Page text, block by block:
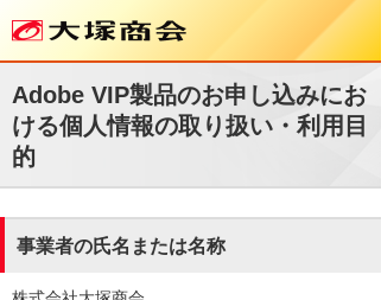
Adobe VIP製品のお申し込みにお
ける個人情報の取り扱い・利用目
的
事業者の氏名または名称